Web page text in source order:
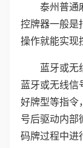
泰州普通
控牌器一般是
操作就能实现
蓝牙或无
蓝牙或无线信
好牌型等指令
号后驱动内部
码牌过程中进